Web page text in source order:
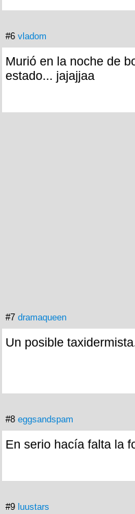
#6 vladom
Murió en la noche de
estado... jajajjaa
#7 dramaqueen
Un posible
#8 eggsandspam
En serio hacía falta la
#9 luustars